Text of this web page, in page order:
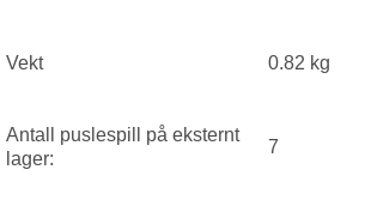
Vekt 0.82 kg
Antall puslespill på eksternt
lager:
7